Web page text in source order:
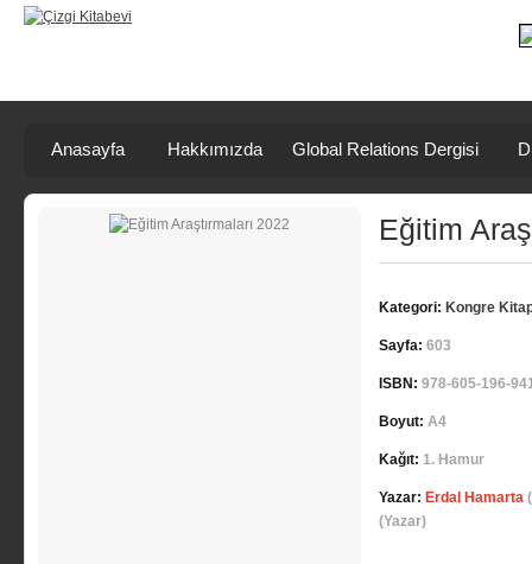
Anasayfa Hakkımızda Global Relations Dergisi
Eğitim
Kategori: Kongre
Sayfa: 603
ISBN: 978-605-196-
Boyut: A4
Kağıt: 1. Hamur
Yazar: Erdal Hamarta
(Yazar)